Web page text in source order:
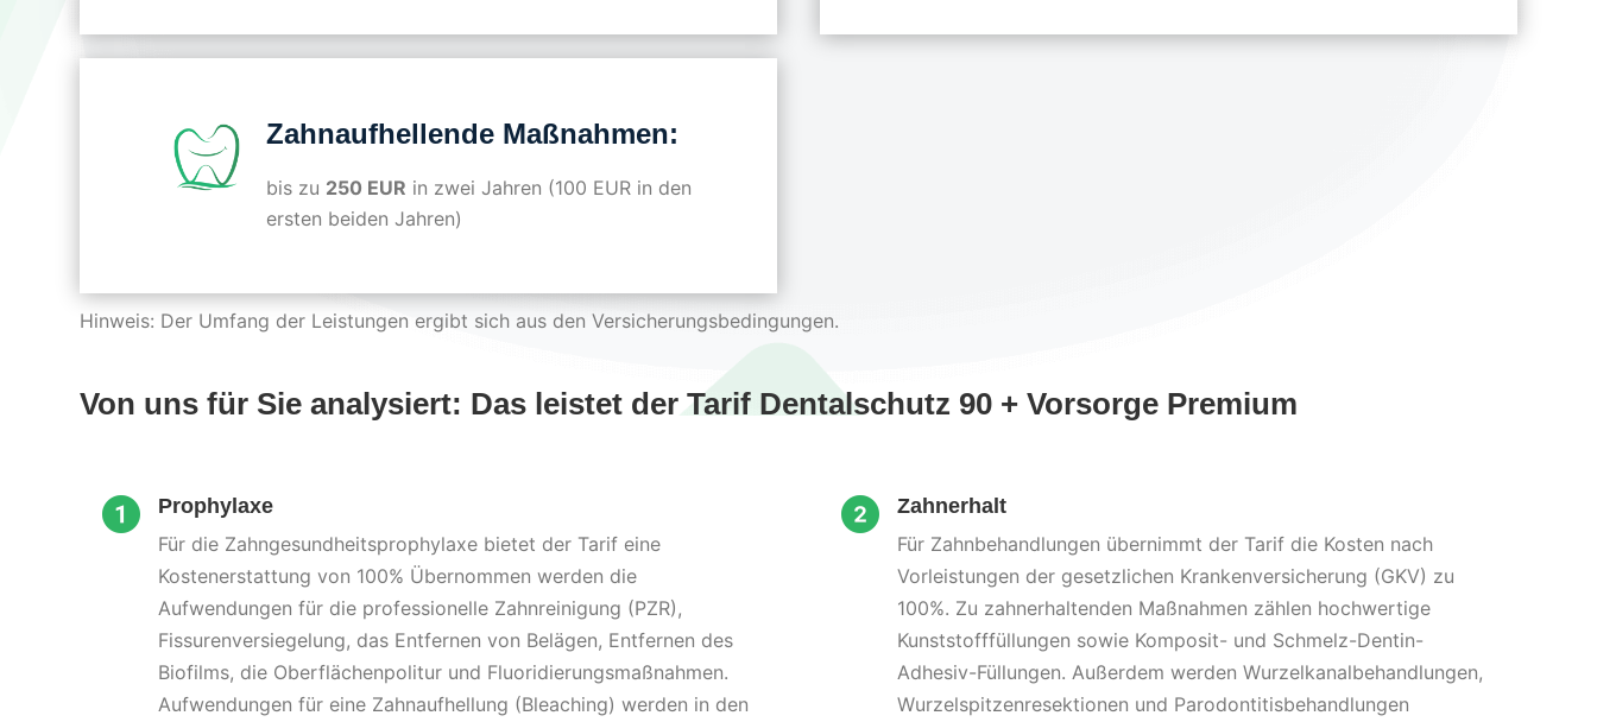
Zahnaufhellende Maßnahmen:
bis zu 250 EUR in zwei Jahren (100 EUR in den
ersten beiden Jahren)
Hinweis: Der Umfang der Leistungen ergibt sich aus den Versicherungsbedingungen.
Von uns für Sie analysiert: Das leistet der Tarif Dentalschutz 90 + Vorsorge Premium
Prophylaxe
Für die Zahngesundheitsprophylaxe bietet der Tarif eine
Kostenerstattung von 100% Übernommen werden die
Aufwendungen für die professionelle Zahnreinigung (PZR),
Fissurenversiegelung, das Entfernen von Belägen, Entfernen des
Biofilms, die Oberflächenpolitur und Fluoridierungsmaßnahmen.
Aufwendungen für eine Zahnaufhellung (Bleaching) werden in den
Zahnerhalt
Für Zahnbehandlungen übernimmt der Tarif die Kosten nach
Vorleistungen der gesetzlichen Krankenversicherung (GKV) zu
100%. Zu zahnerhaltenden Maßnahmen zählen hochwertige
Kunststofffüllungen sowie Komposit- und Schmelz-Dentin-
Adhesiv-Füllungen. Außerdem werden Wurzelkanalbehandlungen,
Wurzelspitzenresektionen und Parodontitisbehandlungen